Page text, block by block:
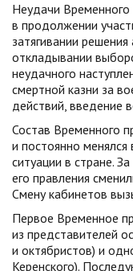
Неудачи Временного
в продолжении
затягивании
откладывании
неудачного
смертной казни за
действий, введение
Состав Временного
и постоянно менялся
ситуации в стране.
его правления
Смену кабинетов
Первое Временное
из представителей
и октябристов) и
Керенского).